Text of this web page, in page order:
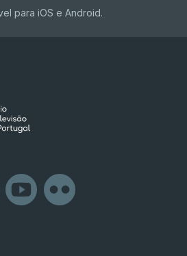
para iOS e Android.